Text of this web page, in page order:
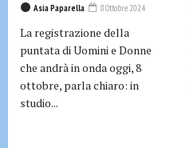
Asia Paparella 8 Ottobre 2024
La registrazione della
puntata di Uomini e Donne
che andrà in onda oggi, 8
ottobre, parla chiaro: in
studio...